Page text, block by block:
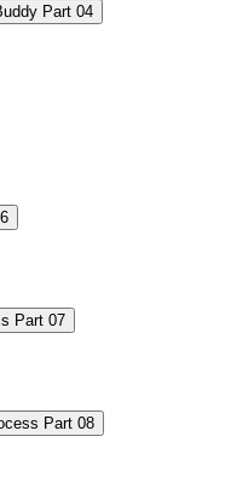
Part 04
How To Provide Owner or Manager Access Part 07
Part 08